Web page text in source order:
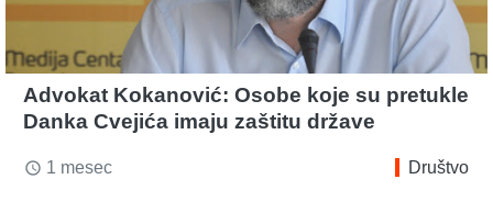
Advokat Kokanović: Osobe koje su pretukle
Danka Cvejića imaju zaštitu države
access_time 1 mesec Društvo